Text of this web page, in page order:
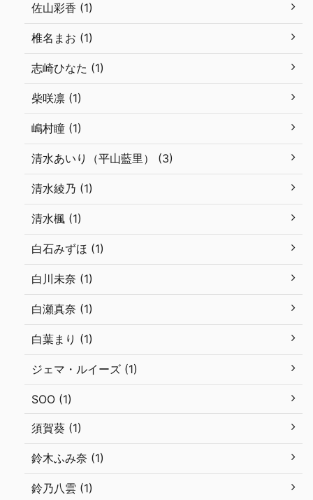
佐山彩香 (1)
椎名まお (1)
志崎ひなた (1)
柴咲凛 (1)
嶋村瞳 (1)
清水あいり（平山藍里） (3)
清水綾乃 (1)
清水楓 (1)
白石みずほ (1)
白川未奈 (1)
白瀬真奈 (1)
白葉まり (1)
ジェマ・ルイーズ (1)
SOO (1)
須賀葵 (1)
鈴木ふみ奈 (1)
鈴乃八雲 (1)